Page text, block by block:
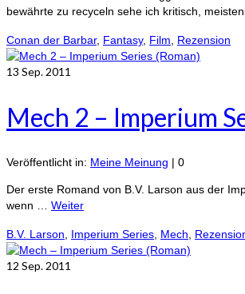
bewährte zu recyceln sehe ich kritisch,
Conan der Barbar, Fantasy, Film Rezension
13 Sep. 2011
Mech 2 – Imperium
Veröffentlicht in: Meine Meinung | 0
Der erste Romand von B.V. Larson aus der
wenn … Weiter
B.V. Larson Imperium Series Mech
12 Sep. 2011